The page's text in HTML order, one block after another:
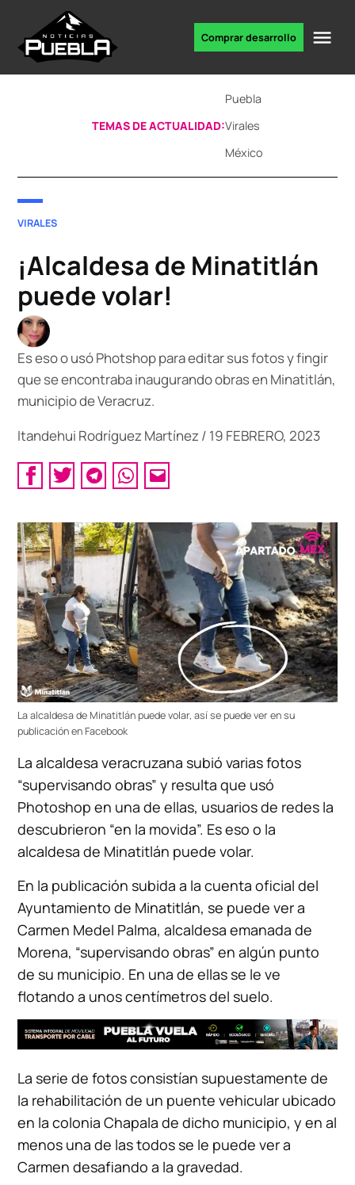
content
Comprar desarrollo
TEMAS DE ACTUALIDAD:
Puebla
Virales
México
POSTED
VIRALES
¡Alcaldesa de Minatitlán
puede volar!
Es eso o usó Photshop para editar sus fotos y fingir
que se encontraba inaugurando obras en Minatitlán,
municipio de Veracruz.
Itandehui Rodríguez Martínez / 19 FEBRERO, 2023
La alcaldesa de Minatitlán puede volar, así se puede ver en su
publicación en Facebook
La alcaldesa veracruzana subió varias fotos
“supervisando obras” y resulta que usó
Photoshop en una de ellas, usuarios de redes la
descubrieron “en la movida”. Es eso o la
alcaldesa de Minatitlán puede volar.
En la publicación subida a la cuenta oficial del
Ayuntamiento de Minatitlán, se puede ver a
Carmen Medel Palma, alcaldesa emanada de
Morena, “supervisando obras” en algún punto
de su municipio. En una de ellas se le ve
flotando a unos centímetros del suelo.
La serie de fotos consistían supuestamente de
la rehabilitación de un puente vehicular ubicado
en la colonia Chapala de dicho municipio, y en al
menos una de las todos se le puede ver a
Carmen desafiando a la gravedad.